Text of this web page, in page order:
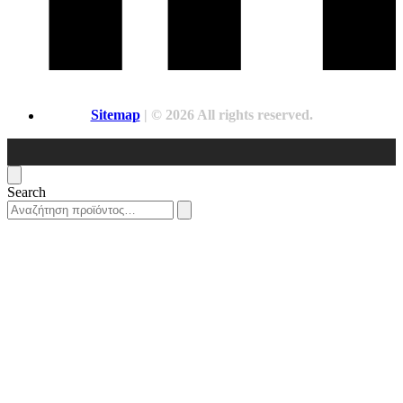
Sitemap| © 2026 All rights reserved.
Search
Search